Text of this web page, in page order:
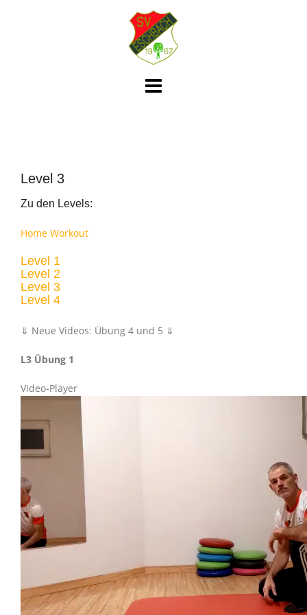
Level 3
Zu den Levels:
Home Workout
Level 1
Level 2
Level 3
Level 4
⇓ Neue Videos: Übung 4 und 5 ⇓
L3 Übung 1
Video-Player